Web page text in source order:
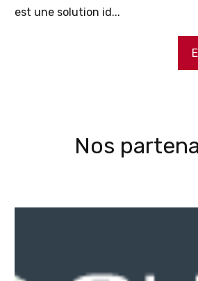
est une solution id...
Nos